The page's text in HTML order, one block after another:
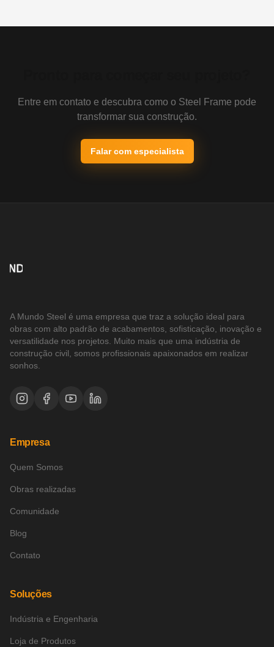
Entre em contato e descubra como o Steel Frame pode
transformar sua construção.
Falar com especialista
A Mundo Steel é uma empresa que traz a solução ideal para
obras com alto padrão de acabamentos, sofisticação, inovação e
versatilidade nos projetos. Muito mais que uma indústria de
construção civil, somos profissionais apaixonados em realizar
sonhos.
Empresa
Quem Somos
Obras realizadas
Comunidade
Blog
Contato
Soluções
Indústria e Engenharia
Loja de Produtos